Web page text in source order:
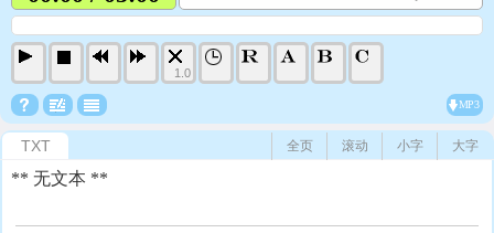
1.0
MP3
TXT 大字
小字
滚动
全页
** 无文本 **